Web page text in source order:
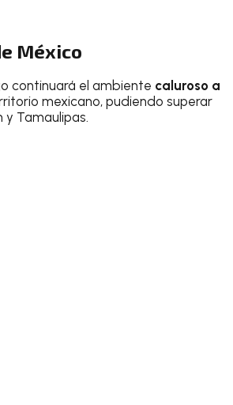
México
continuará el ambiente caluroso a
mexicano, pudiendo superar
y Tamaulipas.